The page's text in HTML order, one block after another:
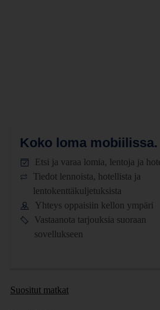
Koko loma mobiilissa.
Etsi ja varaa lomia, lentoja ja
Tiedot lennoista, hotellista ja
lentokenttäkuljetuksista
Yhteys oppaisiin kellon ympäri
Vastaanota tarjouksia suoraan
sovellukseen
Suositut matkat